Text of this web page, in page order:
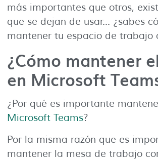
más importantes que otros,
que se dejan de usar… ¿sabes
mantener tu espacio de trabajo
¿Cómo mantener
en Microsoft
¿Por qué es importante
Microsoft Teams?
Por la misma razón que es
mantener la mesa de trabajo